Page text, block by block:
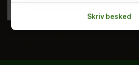
Skriv besked